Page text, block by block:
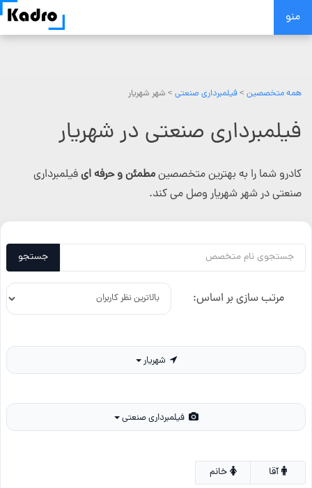
Skip
منو
همه متخصصین >فیلمبرداری صنعتی > شهر شهریار
فیلمبرداری صنعتی در شهریار
کادرو شما را به بهترین متخصصینمطمئن و حرفه ایفیلمبرداری
صنعتی در شهر شهریار وصل می کند.
جستجو
مرتب سازی بر اساس:
فیلمبرداری صنعتی
خانم